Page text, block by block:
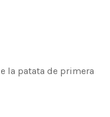
la patata de primera